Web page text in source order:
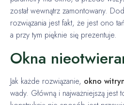
został wewnątrz zamontowany.
rozwiązania jest fakt, że jest ono
a przy tym pięknie się prezentuje.
Okna
Jak każde rozwiązanie, okno
wady. Główną i najważniejszą jest